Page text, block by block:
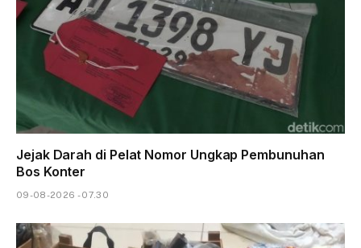
Jejak Darah di Pelat Nomor Ungkap Pembunuhan
Bos Konter
09-08-2026 - 07.30